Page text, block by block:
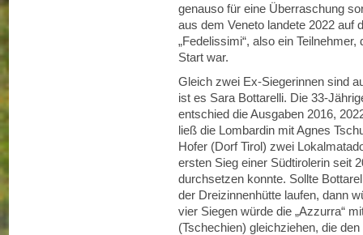
genauso für eine Überraschung
aus dem Veneto landete 2022 auf
„Fedelissimi“, also ein
Start war.
Gleich zwei Ex-Siegerinnen sind
ist es Sara Bottarelli. Die 33-
entschied die Ausgaben 2016,
ließ die Lombardin mit Agnes
Hofer (Dorf Tirol) zwei
ersten Sieg einer Südtirolerin seit
durchsetzen konnte. Sollte
der Dreizinnenhütte laufen, dann
vier Siegen würde die „Azzurra“
(Tschechien) gleichziehen, die